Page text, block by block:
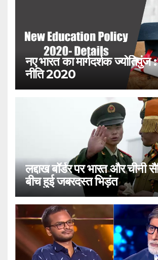
नए भारत का मार्गदर्शक ज्योतिपुंज :
नीति 2020
लद्दाख बॉर्डर पर भारत और चीनी
बीच हुई जबरदस्त भिड़ंत